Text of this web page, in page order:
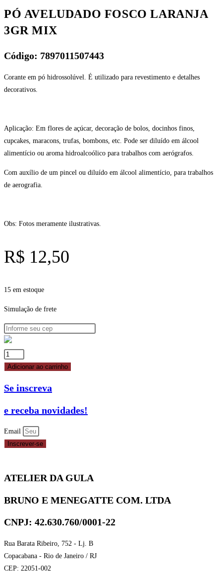
PÓ AVELUDADO FOSCO LARANJA
3GR MIX
Código: 7897011507443
Corante em pó hidrossolúvel. É utilizado para revestimento e detalhes
decorativos.
Aplicação: Em flores de açúcar, decoração de bolos, docinhos finos,
cupcakes, maracons, trufas, bombons, etc. Pode ser diluído em álcool
alimentício ou aroma hidroalcoólico para trabalhos com aerógrafos.
Com auxílio de um pincel ou diluído em álcool alimentício, para trabalhos
de aerografia.
Obs: Fotos meramente ilustrativas.
R$ 12,50
15 em estoque
Simulação de frete
PÓ
AVELUDADO
LARANJA
MIX
quantidade
Adicionar ao carrinho
Se inscreva
e receba novidades!
Email
Inscrever-se
ATELIER DA GULA
BRUNO E MENEGATTE COM. LTDA
CNPJ: 42.630.760/0001-22
Rua Barata Ribeiro, 752 - Lj. B
Copacabana - Rio de Janeiro / RJ
CEP: 22051-002